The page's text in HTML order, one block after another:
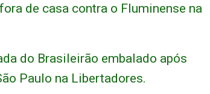
de casa contra o Fluminense na
do Brasileirão embalado após
Paulo na Libertadores.